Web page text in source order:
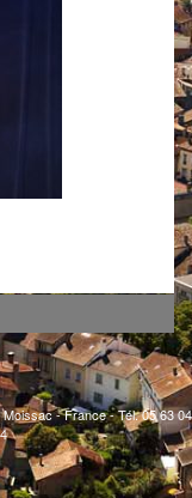
- France - Tél. 05 63 04